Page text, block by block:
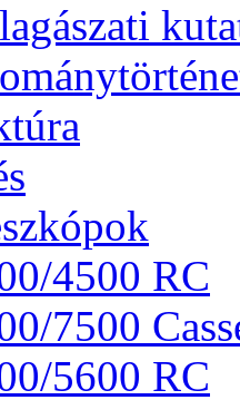
4500 RC
7500
5600 RC